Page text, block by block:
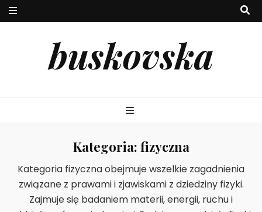
buskovska
Kategoria: fizyczna
Kategoria fizyczna obejmuje wszelkie zagadnienia
związane z prawami i zjawiskami z dziedziny fizyki.
Zajmuje się badaniem materii, energii, ruchu i